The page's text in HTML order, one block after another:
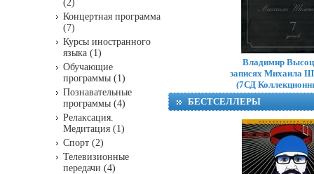
Владимир
записях Михаила
(7СД
БЕСТСЕЛЛЕРЫ
(2)
Концертная программа
(7)
Курсы иностранного
языка (1)
Обучающие
программы (1)
Познавательные
программы (4)
Релаксация.
Медитация (1)
Спорт (2)
Телевизионные
передачи (4)